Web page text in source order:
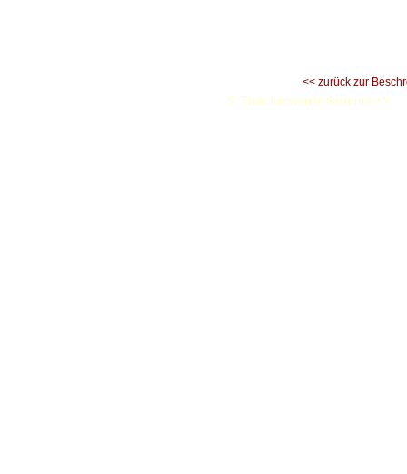
<< zurück zur
© Tierschutzverein Santorini e.V.